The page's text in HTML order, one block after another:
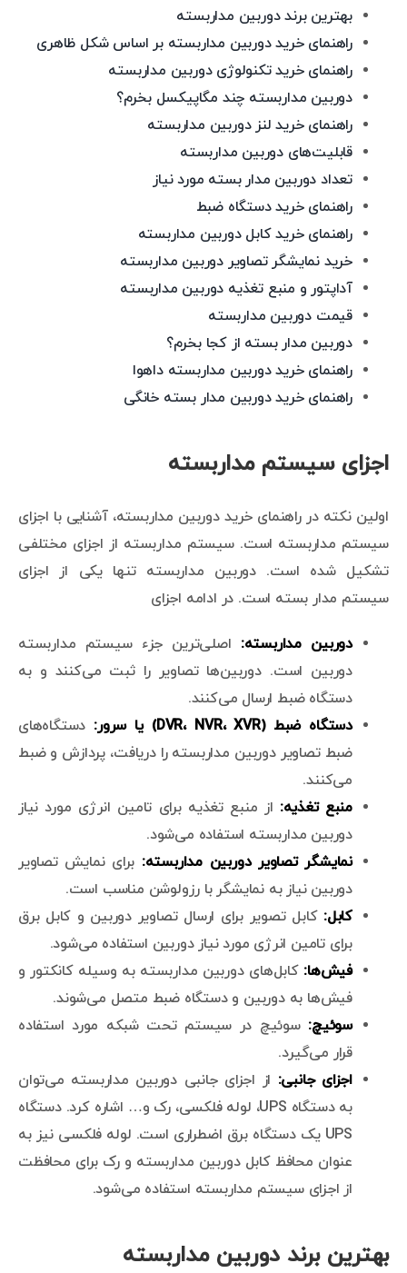
بهترین برند دوربین مداربسته
راهنمای خرید دوربین مداربسته بر اساس شکل ظاهری
راهنمای خرید تکنولوژی دوربین مداربسته
دوربین مداربسته چند مگاپیکسل بخرم؟
راهنمای خرید لنز دوربین مداربسته
قابلیت‌های دوربین مداربسته
تعداد دوربین مدار بسته مورد نیاز
راهنمای خرید دستگاه ضبط
راهنمای خرید کابل دوربین مداربسته
خرید نمایشگر تصاویر دوربین مداربسته
آداپتور و منبع تغذیه دوربین مداربسته
قیمت دوربین مداربسته
دوربین مدار بسته از کجا بخرم؟
راهنمای خرید دوربین مداربسته داهوا
راهنمای خرید دوربین مدار بسته خانگی
اجزای سیستم مداربسته
اولین نکته در راهنمای خرید دوربین مداربسته، آشنایی با اجزای
سیستم مداربسته است. سیستم مداربسته از اجزای مختلفی
تشکیل شده است. دوربین مداربسته تنها یکی از اجزای
سیستم مدار بسته است. در ادامه اجزای
دوربین مداربسته: اصلی‌ترین جزء سیستم مداربسته
دوربین است. دوربین‌ها تصاویر را ثبت می‌کنند و به
دستگاه ضبط ارسال می‌کنند.
دستگاه ضبط (DVR، NVR، XVR) یا سرور:
دستگاه‌های
ضبط تصاویر دوربین مداربسته را دریافت، پردازش و ضبط
می‌کنند.
منبع تغذیه: از منبع تغذیه برای تامین انرژی مورد نیاز
دوربین مداربسته استفاده می‌شود.
نمایشگر تصاویر دوربین مداربسته: برای نمایش تصاویر
دوربین نیاز به نمایشگر با رزولوشن مناسب است.
کابل: کابل تصویر برای ارسال تصاویر دوربین و کابل برق
برای تامین انرژی مورد نیاز دوربین استفاده می‌شود.
فیش‌ها: کابل‌های دوربین مداربسته به وسیله کانکتور و
فیش‌ها به دوربین و دستگاه ضبط متصل می‌شوند.
سوئیچ: سوئیچ در سیستم تحت شبکه مورد استفاده
قرار می‌گیرد.
اجزای جانبی: از اجزای جانبی دوربین مداربسته می‌توان
به دستگاه UPS، لوله فلکسی، رک و… اشاره کرد. دستگاه
UPS یک دستگاه برق اضطراری است. لوله فلکسی نیز به
عنوان محافظ کابل دوربین مداربسته و رک برای محافظت
از اجزای سیستم مداربسته استفاده می‌شود.
بهترین برند دوربین مداربسته